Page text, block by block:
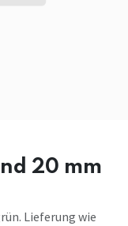
20 mm
Lieferung wie